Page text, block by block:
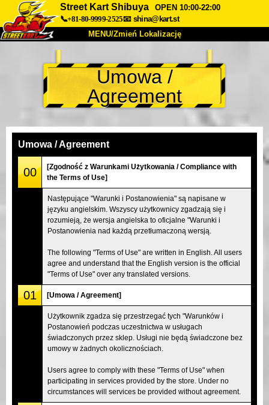
Street Kart Shibuya
OPEN 10:00-22:00
📞+81-80-9999-2525📧 shina@kart.st
MENU/Zmień Lokalizację
O nas Specyfikacja Cena
Dojazd Opinie FAQ
Zmień Lokalizację
Tokyo Shinagawa
Tokyo Akihabara#2
Tokyo Shibuya Annex Tokyo Bay
Tokyo Asakusa Osaka
Umowa /
Agreement
Umowa / Agreement
00
[Zgodność z Warunkami Użytkowania / Compliance with
the Terms of Use]
Następujące "Warunki i Postanowienia" są napisane w
języku angielskim. Wszyscy użytkownicy zgadzają się i
rozumieją, że wersja angielska to oficjalne "Warunki i
Postanowienia nad każdą przetłumaczoną wersją.
The following "Terms of Use" are written in English. All users
agree and understand that the English version is the official
"Terms of Use" over any translated versions.
01 [Umowa / Agreement]
Użytkownik zgadza się przestrzegać tych "Warunków i
Postanowień podczas uczestnictwa w usługach
świadczonych przez sklep. Usługi nie będą świadczone bez
umowy w żadnych okolicznościach.
Users agree to comply with these "Terms of Use" when
participating in services provided by the store. Under no
circumstances will services be provided without agreement.